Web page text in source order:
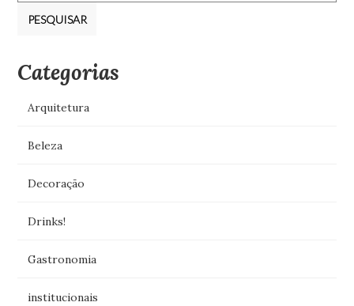
Categorias
Arquitetura
Beleza
Decoração
Drinks!
Gastronomia
institucionais